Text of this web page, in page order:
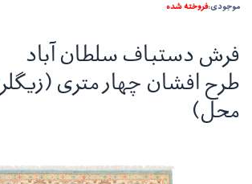
موجودی:فروخته شده
فرش دستباف سلطان آباد
طرح افشان چهار متری (زیگلر
محل)